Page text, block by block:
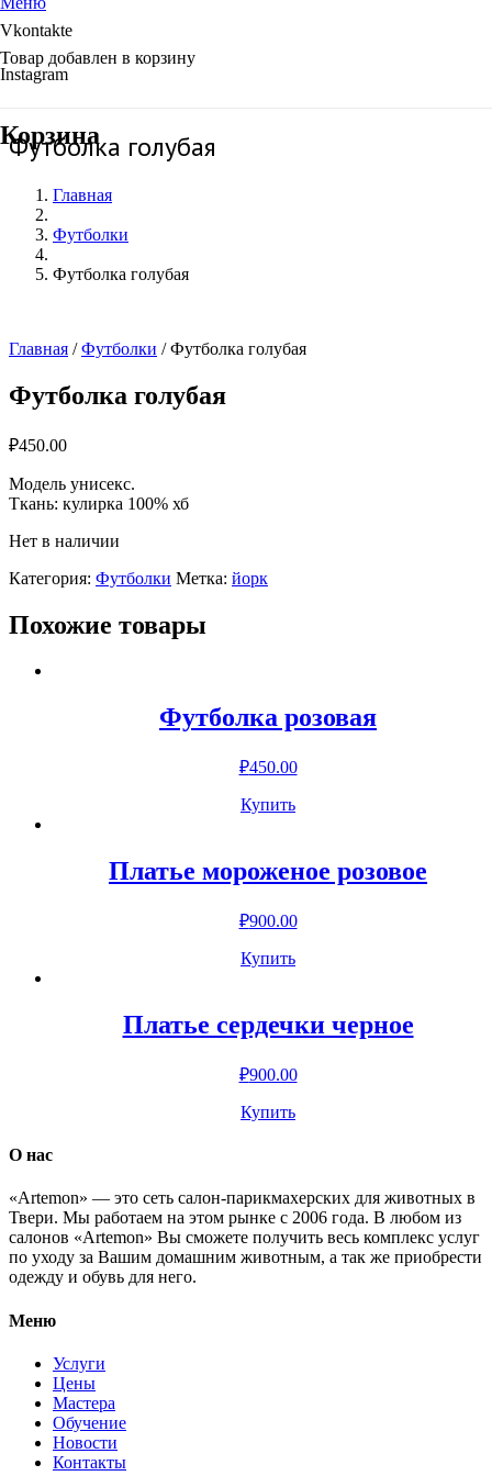
Vkontakte
Instagram
Товар добавлен в корзину
Корзина
Футболка голубая
Главная
Футболки
Футболка голубая
Главная /Футболки / Футболка голубая
Футболка голубая
₽450.00
Модель унисекс.
Ткань: кулирка 100% хб
Нет в наличии
Категория: Футболки Метка: йорк
Похожие товары
Футболка розовая
₽450.00
Купить
Платье мороженое розовое
₽900.00
Купить
Платье сердечки черное
₽900.00
Купить
О нас
«Artemon» — это сеть салон-парикмахерских для животных в
Твери. Мы работаем на этом рынке с 2006 года. В любом из
салонов «Artemon» Вы сможете получить весь комплекс услуг
по уходу за Вашим домашним животным, а так же приобрести
одежду и обувь для него.
Меню
Услуги
Цены
Мастера
Обучение
Новости
Контакты